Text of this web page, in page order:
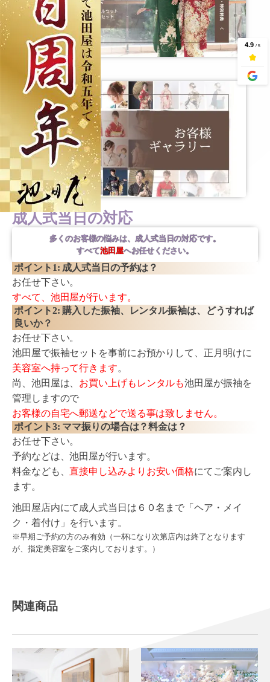
成人式当日の対応
多くのお客様の悩みは、成人式当日の対応です。
すべて池田屋へお任せください。
ポイント1: 成人式当日の予約は？
お任せ下さい。
すべて、池田屋が行います。
ポイント2: 購入した振袖、レンタル振袖は、どうすれば
良いか？
お任せ下さい。
池田屋で振袖セットを事前にお預かりして、正月明けに
美容室へ持って行きます。
尚、池田屋は、 お買い上げもレンタルも池田屋が振袖を
管理しますので
お客様の自宅へ郵送などで送る事は致しません。
ポイント3: ママ振りの場合は？料金は？
お任せ下さい。
予約などは、池田屋が行います。
料金なども、直接申し込みよりお安い価格にてご案内し
ます。
池田屋店内にて成人式当日は６０名まで「ヘア・メイ
ク・着付け」を行います。
※早期ご予約の方のみ有効（一杯になり次第店内は終了となります
が、指定美容室をご案内しております。）
関連商品